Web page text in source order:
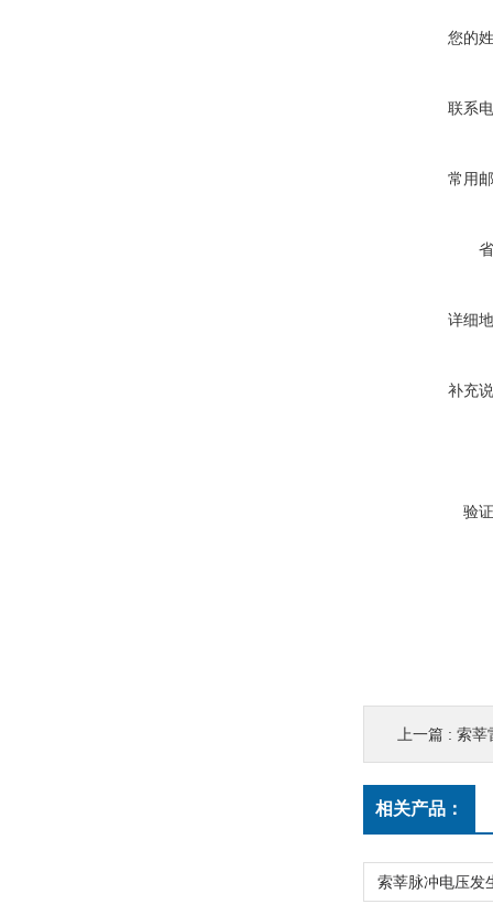
您的
联系
常用
详细
补充
验
上一篇 : 索莘
相关产品：